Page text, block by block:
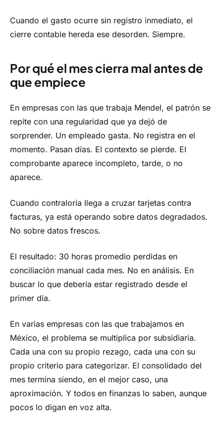
Cuando el gasto ocurre sin registro inmediato, el
cierre contable hereda ese desorden. Siempre.
Por qué el mes cierra mal antes de
que empiece
En empresas con las que trabaja Mendel, el patrón se
repite con una regularidad que ya dejó de
sorprender. Un empleado gasta. No registra en el
momento. Pasan días. El contexto se pierde. El
comprobante aparece incompleto, tarde, o no
aparece.
Cuando contraloría llega a cruzar tarjetas contra
facturas, ya está operando sobre datos degradados.
No sobre datos frescos.
El resultado: 30 horas promedio perdidas en
conciliación manual cada mes. No en análisis. En
buscar lo que debería estar registrado desde el
primer día.
En varias empresas con las que trabajamos en
México, el problema se multiplica por subsidiaria.
Cada una con su propio rezago, cada una con su
propio criterio para categorizar. El consolidado del
mes termina siendo, en el mejor caso, una
aproximación. Y todos en finanzas lo saben, aunque
pocos lo digan en voz alta.